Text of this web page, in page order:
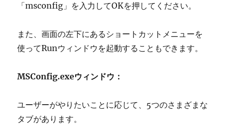
「msconfig」を入力してOKを押してください。
また、画面の左下にあるショートカットメニューを
使ってRunウィンドウを起動することもできます。
MSConfig.exeウィンドウ：
ユーザーがやりたいことに応じて、5つのさまざまな
タブがあります。